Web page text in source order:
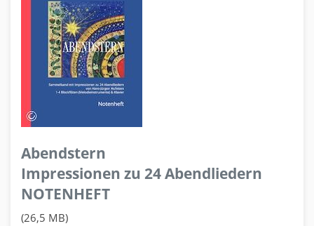
Abendstern
Impressionen zu 24 Abendliedern
NOTENHEFT
(26,5 MB)